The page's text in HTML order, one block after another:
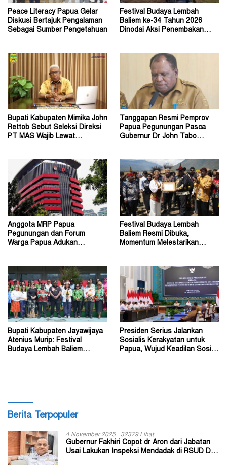
Peace Literacy Papua Gelar
Diskusi Bertajuk Pengalaman
Sebagai Sumber Pengetahuan
Festival Budaya Lembah
Baliem ke-34 Tahun 2026
Dinodai Aksi Penembakan
Bupati Kabupaten Mimika John
Rettob Sebut Seleksi Direksi
PT MAS Wajib Lewat
Tanggapan Resmi Pemprov
Papua Pegunungan Pasca
Gubernur Dr John Tabo
Anggota MRP Papua
Pegunungan dan Forum
Warga Papua Adukan
Festival Budaya Lembah
Baliem Resmi Dibuka,
Momentum Melestarikan
Bupati Kabupaten Jayawijaya
Atenius Murip: Festival
Budaya Lembah Baliem
Presiden Serius Jalankan
Sosialis Kerakyatan untuk
Papua, Wujud Keadilan Sosial
Berita Terpopuler
4 November 2025 32379 Lihat
Gubernur Fakhiri Copot dr Aron dari Jabatan
Usai Lakukan Inspeksi Mendadak di RSUD Dok